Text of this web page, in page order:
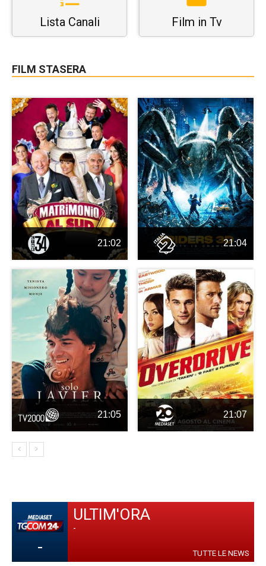
Lista Canali Film in Tv
FILM STASERA
21:02 21:04
21:05 21:07
-
ULTIM'ORA
-
TUTTE LE NEWS